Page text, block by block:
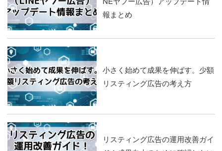
報まとめ
小さく始めて成果を伸ばす。少額
リスティング広告の考え方
リスティング広告の運用改善ガイ